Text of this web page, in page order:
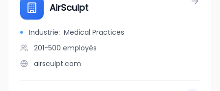
AirSculpt
Industrie: Medical Practices
201-500 employés
airsculpt.com